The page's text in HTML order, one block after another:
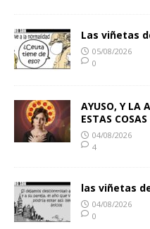
Las viñetas
05/08/2026
0
AYUSO, Y LA
ESTAS COSAS
04/08/2026
4
las viñetas
04/08/2026
0